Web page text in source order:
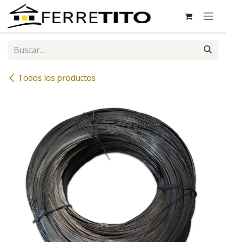
Ir al contenido
Todos los productos